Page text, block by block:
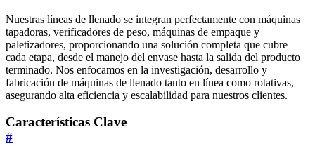
Nuestras líneas de llenado se integran perfectamente con máquinas
tapadoras, verificadores de peso, máquinas de empaque y
paletizadores, proporcionando una solución completa que cubre
cada etapa, desde el manejo del envase hasta la salida del producto
terminado. Nos enfocamos en la investigación, desarrollo y
fabricación de máquinas de llenado tanto en línea como rotativas,
asegurando alta eficiencia y escalabilidad para nuestros clientes.
Características Clave
#